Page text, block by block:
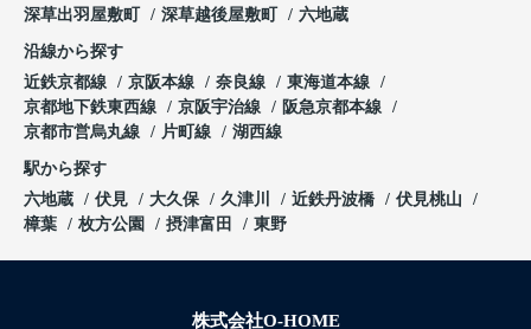
深草出羽屋敷町
深草越後屋敷町 六地蔵
沿線から探す
近鉄京都線
京阪本線 奈良線
東海道本線
京都地下鉄東西線
京阪宇治線
阪急京都本線
京都市営烏丸線
片町線 湖西線
駅から探す
六地蔵
伏見 大久保 久津川 近鉄丹波橋
伏見桃山
樟葉
枚方公園 摂津富田 東野
株式会社O-HOME